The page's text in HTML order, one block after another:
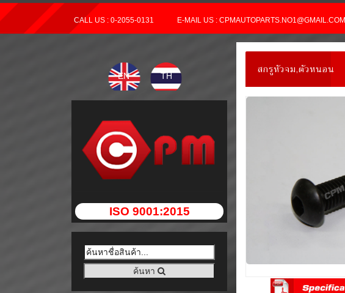
CALL US : 0-2055-0131 E-MAIL US : CPMAUTOPARTS.NO1@GMAIL.COM
EN TH
ISO 9001:2015
ค้นหา
สกรูหัวจม,ตัวหนอน